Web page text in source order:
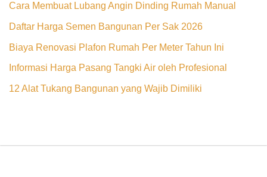
Cara Membuat Lubang Angin Dinding Rumah Manual
Daftar Harga Semen Bangunan Per Sak 2026
Biaya Renovasi Plafon Rumah Per Meter Tahun Ini
Informasi Harga Pasang Tangki Air oleh Profesional
12 Alat Tukang Bangunan yang Wajib Dimiliki